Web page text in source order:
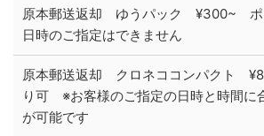
原本郵送返却 ゆうパック ¥300~
日時のご指定はできません
原本郵送返却 クロネココンパクト
り可 ※お客様のご指定の日時と時間に
が可能です